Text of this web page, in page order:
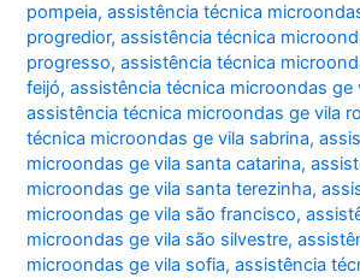
pompeia,assistência técnica
progredior,assistência técnica
progresso,assistência técnica
feijó,assistência técnica microondas ge
assistência técnica microondas ge vila
técnica microondas ge vila sabrina,
microondas ge vila santa catarina,
microondas ge vila santa terezinha,
microondas ge vila são francisco,
microondas ge vila são silvestre,
microondas ge vila sofia,assistência